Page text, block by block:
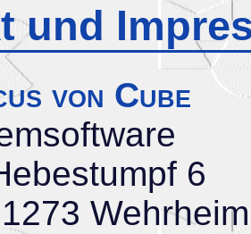
und
von Cube
6
Wehrheim